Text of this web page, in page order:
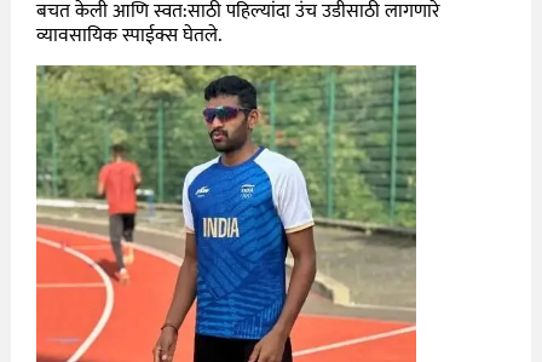
बचत केली आणि स्वत:साठी पहिल्यांदा उंच उडीसाठी लागणारे
व्यावसायिक स्पाईक्स घेतले.